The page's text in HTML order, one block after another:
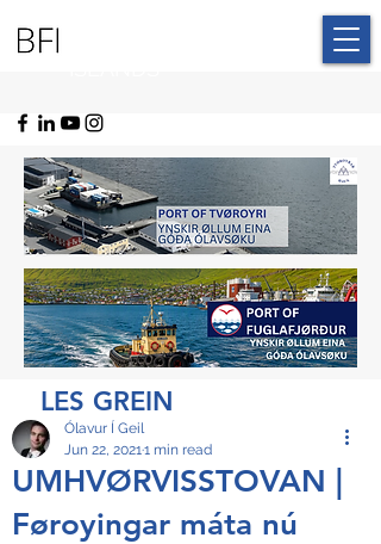
LES GREIN
UMHVØRVISSTOVAN |
Føroyingar máta nú
Ólavur Í Geil
Jun 22, 20211 min read